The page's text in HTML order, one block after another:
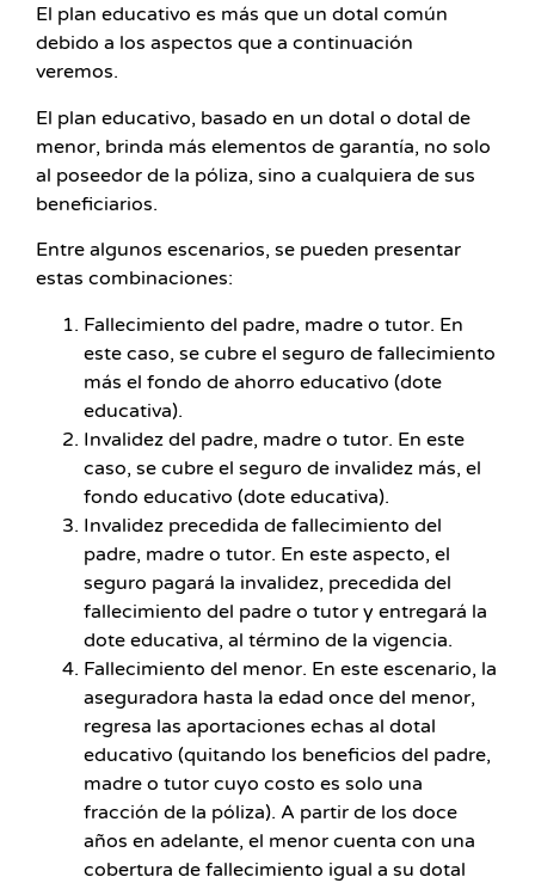
El plan educativo es más que un dotal común
debido a los aspectos que a continuación
veremos.
El plan educativo, basado en un dotal o dotal de
menor, brinda más elementos de garantía, no solo
al poseedor de la póliza, sino a cualquiera de sus
beneficiarios.
Entre algunos escenarios, se pueden presentar
estas combinaciones:
Fallecimiento del padre, madre o tutor. En
este caso, se cubre el seguro de fallecimiento
más el fondo de ahorro educativo (dote
educativa).
Invalidez del padre, madre o tutor. En este
caso, se cubre el seguro de invalidez más, el
fondo educativo (dote educativa).
Invalidez precedida de fallecimiento del
padre, madre o tutor. En este aspecto, el
seguro pagará la invalidez, precedida del
fallecimiento del padre o tutor y entregará la
dote educativa, al término de la vigencia.
Fallecimiento del menor. En este escenario, la
aseguradora hasta la edad once del menor,
regresa las aportaciones echas al dotal
educativo (quitando los beneficios del padre,
madre o tutor cuyo costo es solo una
fracción de la póliza). A partir de los doce
años en adelante, el menor cuenta con una
cobertura de fallecimiento igual a su dotal